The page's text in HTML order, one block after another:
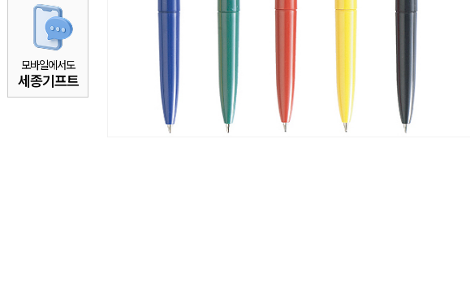
모바일에서도
세종기프트